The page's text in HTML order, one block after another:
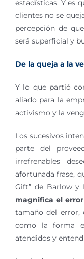
estadísticas. Y es
clientes no se
percepción de
será superficial y
De la queja a la
Y lo que partió
aliado para la
activismo y la
Los sucesivos
parte del
irrefrenables
afortunada frase,
Gift” de Barlow y
magnifica el
tamaño del error,
como la forma
atendidos y